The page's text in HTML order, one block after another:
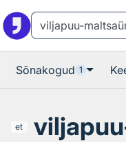
Sõnakogud 1
et